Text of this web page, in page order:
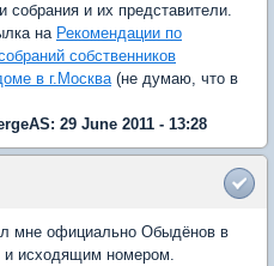
собрания и их представители.
на Рекомендации по
собственников
в г.Москва(не думаю, что в
29 June 2011 - 13:28
мне официально Обыдёнов в
и исходящим номером.